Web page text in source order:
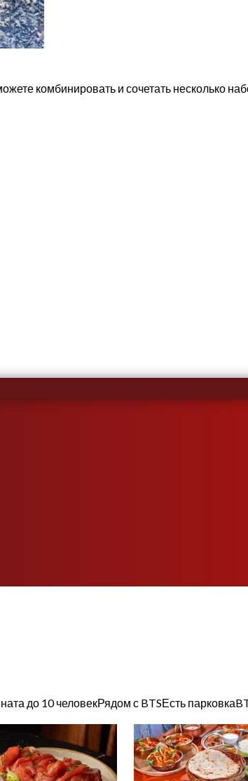
комбинировать и сочетать несколько
до 10 человекРядом с BTSЕсть парковка